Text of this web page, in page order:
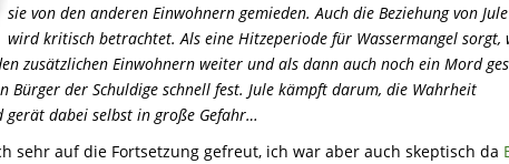
sie von den anderen Einwohnern gemieden. Auch die Beziehung von
wird kritisch betrachtet. Als eine Hitzeperiode für Wassermangel sorgt,
zusätzlichen Einwohnern weiter und als dann auch noch ein Mord
Bürger der Schuldige schnell fest. Jule kämpft darum, die Wahrheit
gerät dabei selbst in große Gefahr…
sehr auf die Fortsetzung gefreut, ich war aber auch skeptisch da